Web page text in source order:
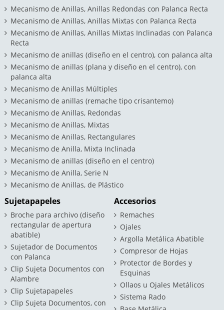
Mecanismo de Anillas, Anillas Redondas con Palanca Recta
Mecanismo de Anillas, Anillas Mixtas con Palanca Recta
Mecanismo de Anillas, Anillas Mixtas Inclinadas con Palanca
Recta
Mecanismo de anillas (diseño en el centro), con palanca alta
Mecanismo de anillas (plana y diseño en el centro), con
palanca alta
Mecanismo de Anillas Múltiples
Mecanismo de anillas (remache tipo crisantemo)
Mecanismo de Anillas, Redondas
Mecanismo de Anillas, Mixtas
Mecanismo de Anillas, Rectangulares
Mecanismo de Anilla, Mixta Inclinada
Mecanismo de anillas (diseño en el centro)
Mecanismo de Anilla, Serie N
Mecanismo de Anillas, de Plástico
Sujetapapeles
Broche para archivo (diseño
rectangular de apertura
abatible)
Sujetador de Documentos
con Palanca
Clip Sujeta Documentos con
Alambre
Clip Sujetapapeles
Clip Sujeta Documentos, con
Accesorios
Remaches
Ojales
Argolla Metálica Abatible
Compresor de Hojas
Protector de Bordes y
Esquinas
Ollaos u Ojales Metálicos
Sistema Rado